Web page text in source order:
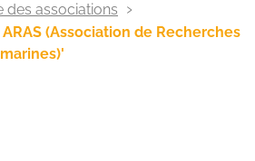
des associations
(Association de Recherches